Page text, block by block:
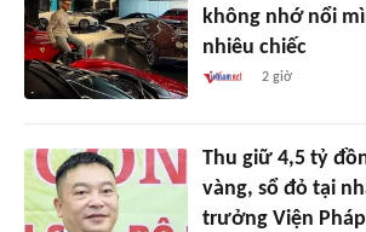
không nhớ nổi
nhiêu chiếc
2 giờ
Thu giữ 4,5 tỷ
vàng, sổ đỏ tại
trưởng Viện